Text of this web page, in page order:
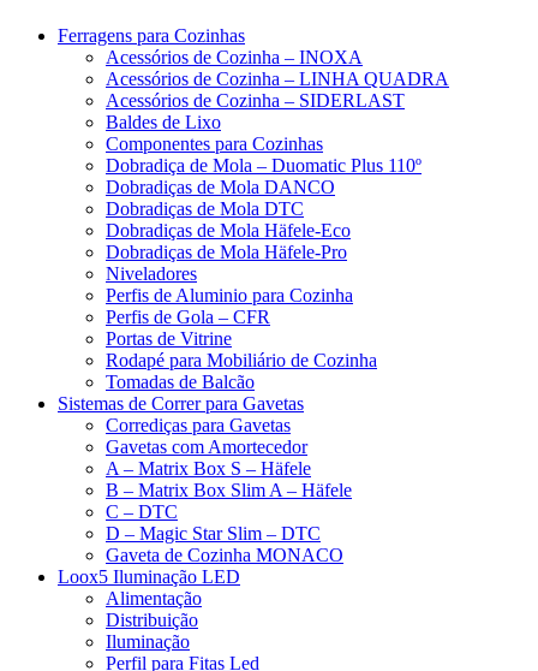
Ferragens para Cozinhas
Acessórios de Cozinha – INOXA
Acessórios de Cozinha – LINHA QUADRA
Acessórios de Cozinha – SIDERLAST
Baldes de Lixo
Componentes para Cozinhas
Dobradiça de Mola – Duomatic Plus 110º
Dobradiças de Mola DANCO
Dobradiças de Mola DTC
Dobradiças de Mola Häfele-Eco
Dobradiças de Mola Häfele-Pro
Niveladores
Perfis de Aluminio para Cozinha
Perfis de Gola – CFR
Portas de Vitrine
Rodapé para Mobiliário de Cozinha
Tomadas de Balcão
Sistemas de Correr para Gavetas
Corrediças para Gavetas
Gavetas com Amortecedor
A – Matrix Box S – Häfele
B – Matrix Box Slim A – Häfele
C – DTC
D – Magic Star Slim – DTC
Gaveta de Cozinha MONACO
Loox5 Iluminação LED
Alimentação
Distribuição
Iluminação
Perfil para Fitas Led